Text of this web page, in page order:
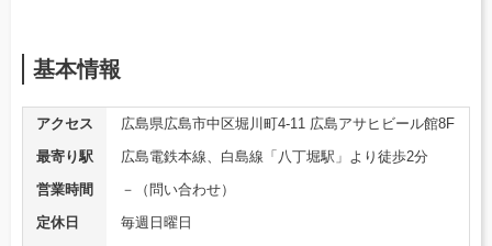
基本情報
アクセス
広島県広島市中区堀川町4-11 広島アサヒビール館8F
最寄り駅
広島電鉄本線、白島線「八丁堀駅」より徒歩2分
営業時間
－（問い合わせ）
定休日
毎週日曜日